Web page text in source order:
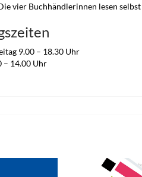
vier Buchhändlerinnen lesen
9.00 – 18.30 Uhr
– 14.00 Uhr